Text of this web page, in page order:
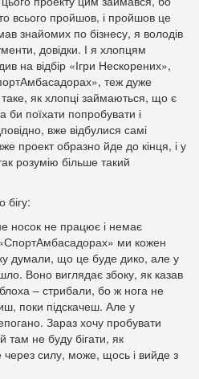
всього пройшов, і пройшов це
знайомих по бізнесу, я володів
довідки. І я хлопцям
на відбір «Ігри Нескорених»,
теж дуже
як хлопці займаються, що є
би поїхати попробувати і
вже відбулися самі
проект образно йде до кінця, і у
розумію більше такий
бігу:
носок не працює і немає
ми кожен
думали, що це буде дико, але у
Воно виглядає збоку, як казав
– стрибали, бо ж нога не
поки підскачеш. Але у
Зараз хочу пробувати
там не буду бігати, як
силу, може, щось і вийде з